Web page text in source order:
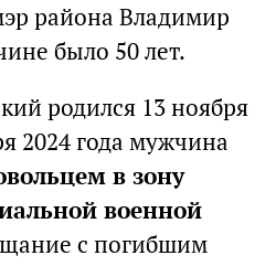
района Владимир
было 50 лет.
родился 13 ноября
2024 года мужчина
в зону
военной
с погибшим